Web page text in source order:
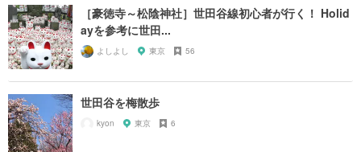
［豪徳寺～松陰神社］世田谷線初心者が行く！ Holid
ayを参考に世田...
よしよし 東京 56
世田谷を梅散歩
kyon 東京 6